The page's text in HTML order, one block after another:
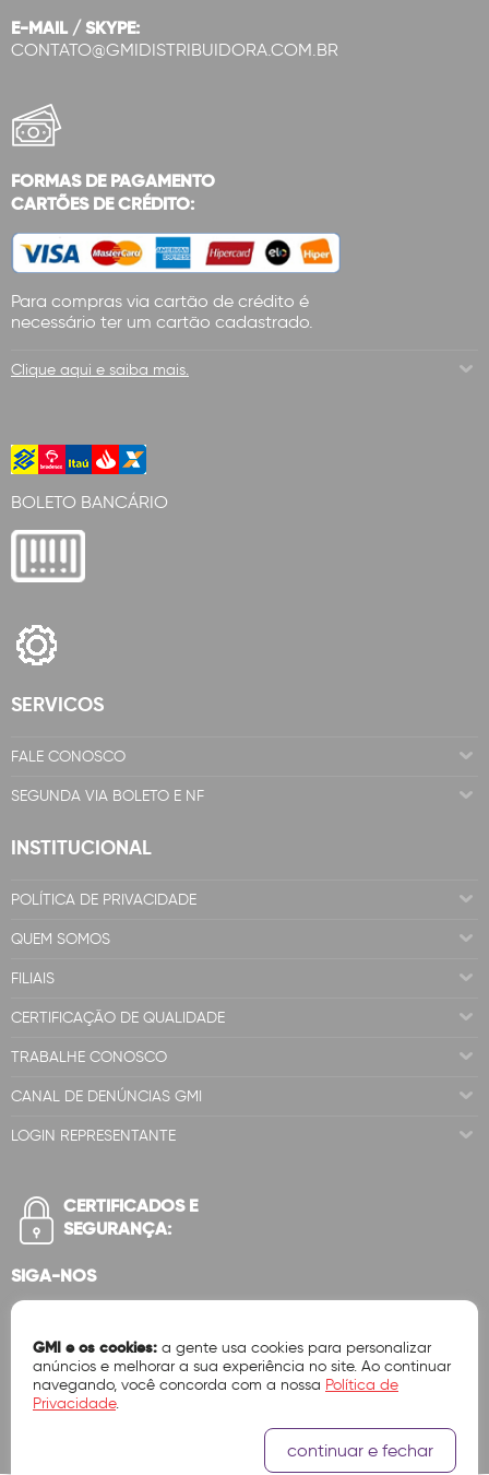
E-MAIL / SKYPE:
CONTATO@GMIDISTRIBUIDORA.COM.BR
FORMAS DE PAGAMENTO
CARTÕES DE CRÉDITO:
Para compras via cartão de crédito é
necessário ter um cartão cadastrado.
Clique aqui e saiba mais.
BOLETO BANCÁRIO
SERVICOS
FALE CONOSCO
SEGUNDA VIA BOLETO E NF
INSTITUCIONAL
POLÍTICA DE PRIVACIDADE
QUEM SOMOS
FILIAIS
CERTIFICAÇÃO DE QUALIDADE
TRABALHE CONOSCO
CANAL DE DENÚNCIAS GMI
LOGIN REPRESENTANTE
CERTIFICADOS E
SEGURANÇA:
SIGA-NOS
GMI e os cookies: a gente usa cookies para personalizar
anúncios e melhorar a sua experiência no site. Ao continuar
navegando, você concorda com a nossa Política de
Privacidade.
continuar e fechar